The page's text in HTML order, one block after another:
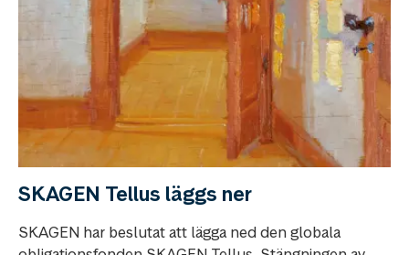
SKAGEN Tellus läggs ner
SKAGEN har beslutat att lägga ned den globala